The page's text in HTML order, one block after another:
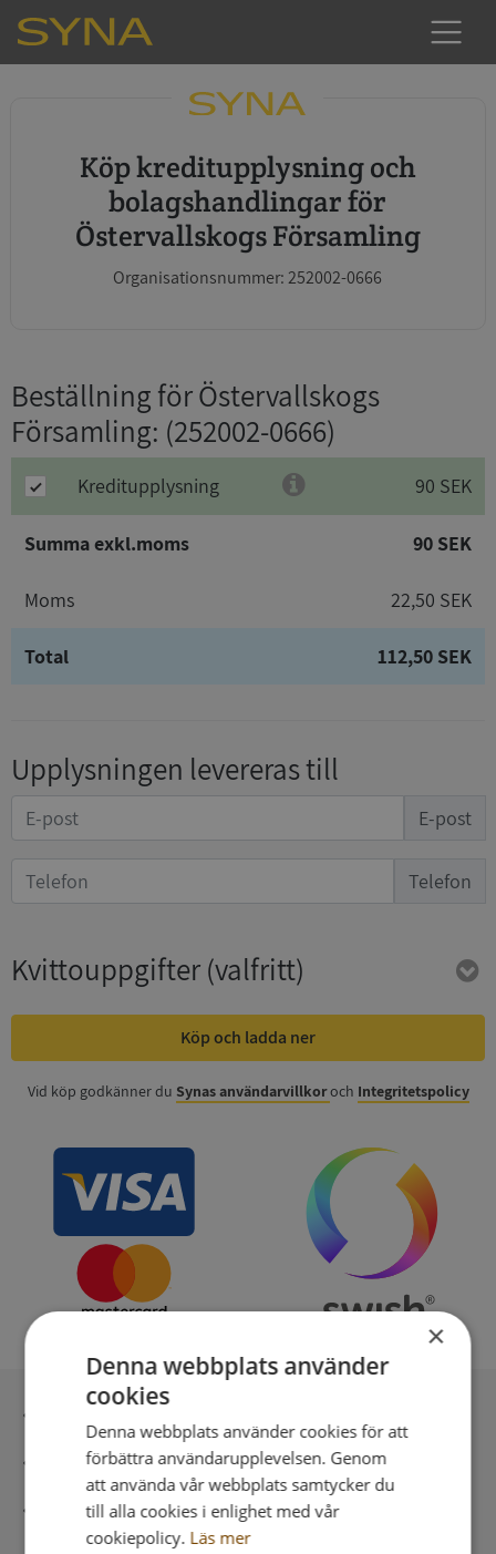
Köp kreditupplysning och
bolagshandlingar för
Östervallskogs Församling
Organisationsnummer: 252002-0666
Beställning för Östervallskogs
Församling: (252002-0666)
Kreditupplysning 90 SEK
Summa exkl.moms 90 SEK
Moms 22,50 SEK
Total 112,50 SEK
Upplysningen levereras till
E-post
Telefon
Kvittouppgifter(valfritt)
Köp och ladda ner
Vid köp godkänner du Synas användarvillkoroch Integritetspolicy
Säker betalning med stripe
Direkt digital leverans
×
Denna webbplats använder
cookies
Denna webbplats använder cookies för att
förbättra användarupplevelsen. Genom
att använda vår webbplats samtycker du
till alla cookies i enlighet med vår
cookiepolicy. Läs mer